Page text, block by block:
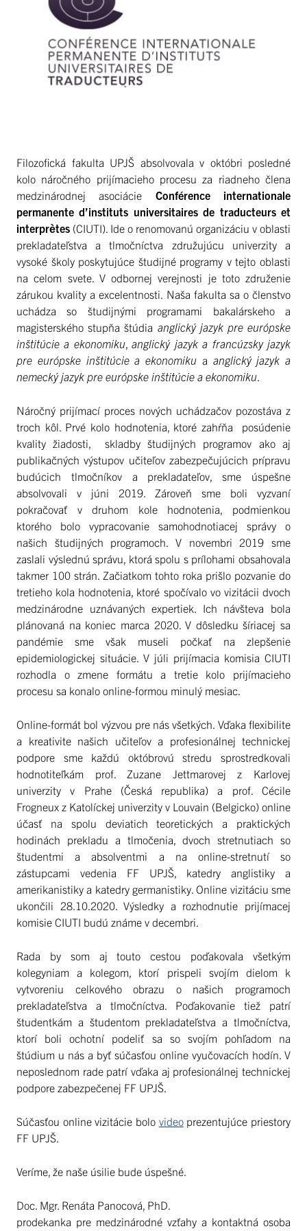
Filozofická fakulta UPJŠ absolvovala v októbri posledné
kolo náročného prijímacieho procesu za riadneho člena
medzinárodnej asociácie Conférence internationale
permanente d’instituts universitaires de traducteurs et
interprètes (CIUTI). Ide o renomovanú organizáciu v oblasti
prekladateľstva a tlmočníctva združujúcu univerzity a
vysoké školy poskytujúce študijné programy v tejto oblasti
na celom svete. V odbornej verejnosti je toto združenie
zárukou kvality a excelentnosti. Naša fakulta sa o členstvo
uchádza so študijnými programami bakalárskeho a
magisterského stupňa štúdia anglický jazyk pre európske
inštitúcie a ekonomiku,anglický jazyk a francúzsky jazyk
pre európske inštitúcie a ekonomiku a anglický jazyk a
nemecký jazyk pre európske inštitúcie a ekonomiku
Náročný prijímací proces nových uchádzačov pozostáva z
troch kôl. Prvé kolo hodnotenia, ktoré zahŕňa posúdenie
kvality žiadosti, skladby študijných programov ako aj
publikačných výstupov učiteľov zabezpečujúcich prípravu
budúcich tlmočníkov a prekladateľov, sme úspešne
absolvovali v júni 2019. Zároveň sme boli vyzvaní
pokračovať v druhom kole hodnotenia, podmienkou
ktorého bolo vypracovanie samohodnotiacej správy o
našich študijných programoch. V novembri 2019 sme
zaslali výslednú správu, ktorá spolu s prílohami obsahovala
takmer 100 strán. Začiatkom tohto roka prišlo pozvanie do
tretieho kola hodnotenia, ktoré spočívalo vo vizitácii dvoch
medzinárodne uznávaných expertiek. Ich návšteva bola
plánovaná na koniec marca 2020. V dôsledku šíriacej sa
pandémie sme však museli počkať na zlepšenie
epidemiologickej situácie. V júli prijímacia komisia CIUTI
rozhodla o zmene formátu a tretie kolo prijímacieho
procesu sa konalo online-formou minulý mesiac.
Online-formát bol výzvou pre nás všetkých. Vďaka flexibilite
a kreativite našich učiteľov a profesionálnej technickej
podpore sme každú októbrovú stredu sprostredkovali
hodnotiteľkám prof. Zuzane Jettmarovej z Karlovej
univerzity v Prahe (Česká republika) a prof. Cécile
Frogneux z Katolíckej univerzity v Louvain (Belgicko) online
účasť na spolu deviatich teoretických a praktických
hodinách prekladu a tlmočenia, dvoch stretnutiach so
študentmi a absolventmi a na online-stretnutí so
zástupcami vedenia FF UPJŠ, katedry anglistiky a
amerikanistiky a katedry germanistiky. Online vizitáciu sme
ukončili 28.10.2020. Výsledky a rozhodnutie prijímacej
komisie CIUTI budú známe v decembri.
Rada by som aj touto cestou poďakovala všetkým
kolegyniam a kolegom, ktorí prispeli svojím dielom k
vytvoreniu celkového obrazu o našich programoch
prekladateľstva a tlmočníctva. Poďakovanie tiež patrí
študentkám a študentom prekladateľstva a tlmočníctva,
ktorí boli ochotní podeliť sa so svojím pohľadom na
štúdium u nás a byť súčasťou online vyučovacích hodín. V
neposlednom rade patrí vďaka aj profesionálnej technickej
podpore zabezpečenej FF UPJŠ.
Súčasťou online vizitácie bolo videoprezentujúce priestory
FF UPJŠ.
Veríme, že naše úsilie bude úspešné.
Doc. Mgr. Renáta Panocová, PhD.
prodekanka pre medzinárodné vzťahy a kontaktná osoba